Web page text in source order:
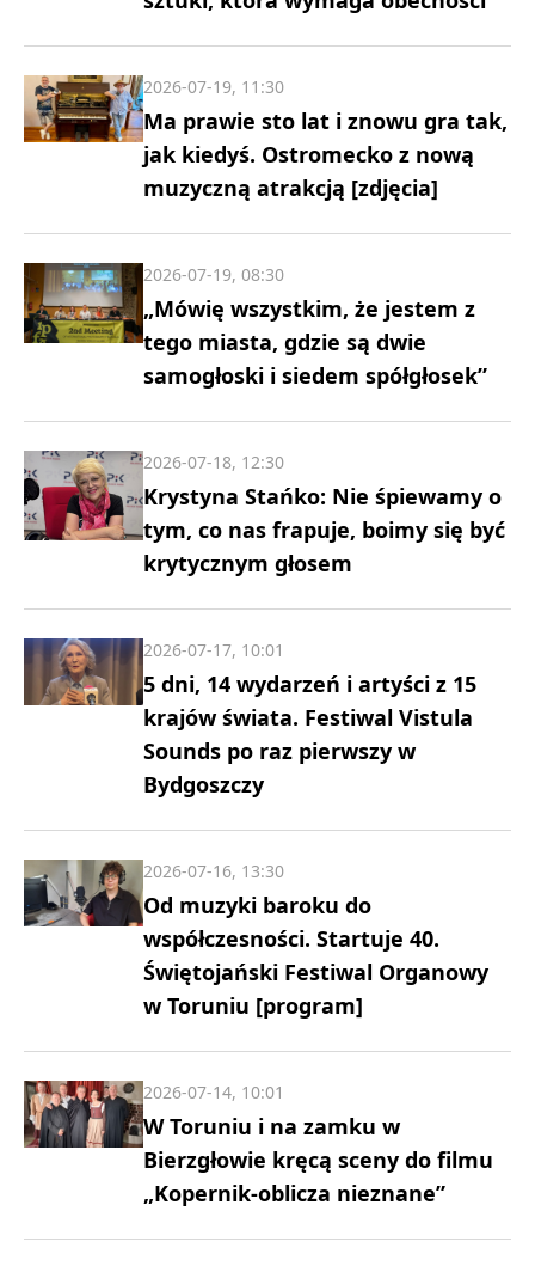
Ma prawie sto lat i znowu gra tak,
jak kiedyś. Ostromecko z nową
muzyczną atrakcją [zdjęcia]
2026-07-19, 11:30
„Mówię wszystkim, że jestem z
tego miasta, gdzie są dwie
samogłoski i siedem spółgłosek”
2026-07-19, 08:30
Krystyna Stańko: Nie śpiewamy o
tym, co nas frapuje, boimy się być
krytycznym głosem
2026-07-18, 12:30
5 dni, 14 wydarzeń i artyści z 15
krajów świata. Festiwal Vistula
Sounds po raz pierwszy w
Bydgoszczy
2026-07-17, 10:01
Od muzyki baroku do
współczesności. Startuje 40.
Świętojański Festiwal Organowy
w Toruniu [program]
2026-07-16, 13:30
W Toruniu i na zamku w
Bierzgłowie kręcą sceny do filmu
„Kopernik-oblicza nieznane”
2026-07-14, 10:01